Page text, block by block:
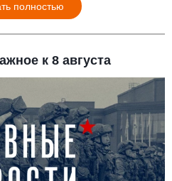
полностью
к 8 августа